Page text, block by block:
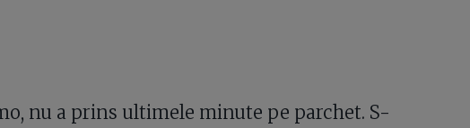
nu a prins ultimele minute pe parchet. S-